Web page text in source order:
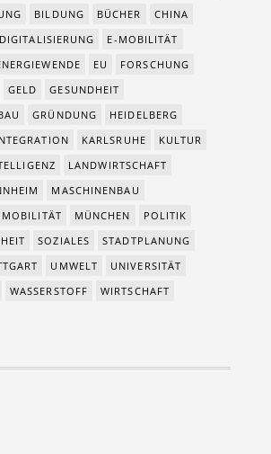
BILDUNG BÜCHER
CHINA
DIGITALISIERUNG
E-MOBILITÄT
EU
FORSCHUNG
GELD
GESUNDHEIT
GRÜNDUNG
HEIDELBERG
KARLSRUHE
KULTUR
LANDWIRTSCHAFT
MASCHINENBAU
MOBILITÄT MÜNCHEN
POLITIK
SOZIALES
STADTPLANUNG
UMWELT
UNIVERSITÄT
WASSERSTOFF WIRTSCHAFT